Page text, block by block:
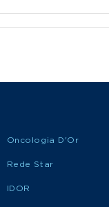
Oncologia D'Or
Rede Star
IDOR